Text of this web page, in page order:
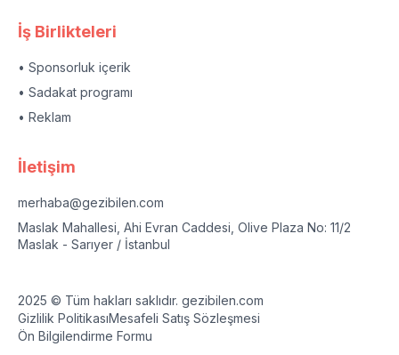
İş Birlikteleri
• Sponsorluk içerik
• Sadakat programı
• Reklam
İletişim
merhaba@gezibilen.com
Maslak Mahallesi, Ahi Evran Caddesi, Olive Plaza No: 11/2
Maslak - Sarıyer / İstanbul
2025 © Tüm hakları saklıdır. gezibilen.com
Gizlilik PolitikasıMesafeli Satış Sözleşmesi
Ön Bilgilendirme Formu